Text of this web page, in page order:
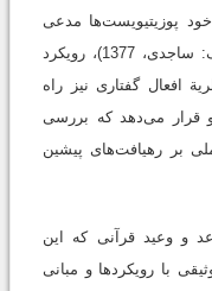
پوزیتیویست‌‌ها مدعی
شده‌اند، توفیقات چشمگیری داشته‌اند (رک: ساجدی، 1377)، رویکرد
افعال گفتاری نیز راه
قرار می‌دهد که بررسی
بر رهیافت‌های پیشین
و وعید قرآنی که این
با رویکردها و مبانی